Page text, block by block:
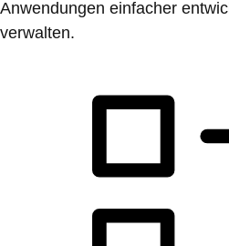
Anwendungen einfacher
verwalten.